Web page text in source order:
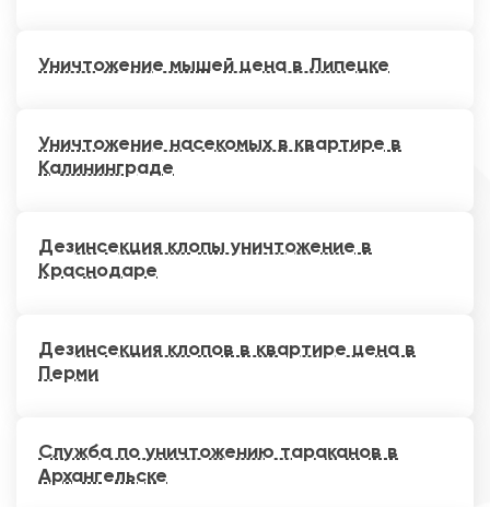
Уничтожение мышей цена в Липецке
Уничтожение насекомых в квартире в
Калининграде
Дезинсекция клопы уничтожение в
Краснодаре
Дезинсекция клопов в квартире цена в
Перми
Служба по уничтожению тараканов в
Архангельске